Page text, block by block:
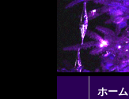
ホーム